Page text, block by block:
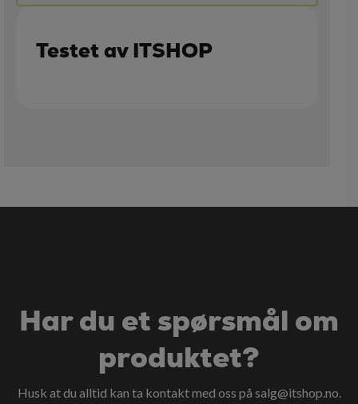
Testet av ITSHOP
Har du et spørsmål om
produktet?
Husk at du alltid kan ta kontakt med oss på salg@itshop.no.